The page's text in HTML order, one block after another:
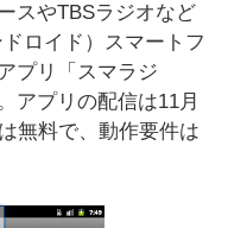
スやTBSラジオなど
ロイド）スマートフ
プリ「スマラジ
アプリの配信は11月
無料で、動作要件は